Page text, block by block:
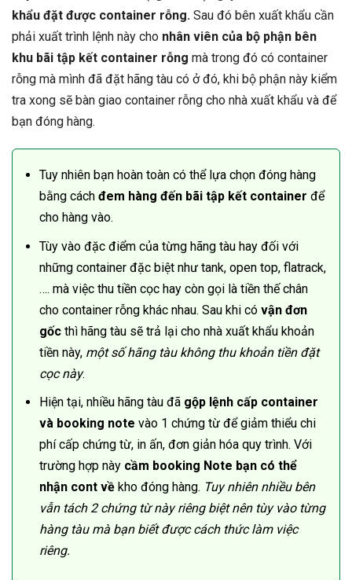
khẩu đặt được container rỗng. Sau đó bên xuất khẩu cần
phải xuất trình lệnh này cho nhân viên của bộ phận bên
khu bãi tập kết container rỗng mà trong đó có container
rỗng mà mình đã đặt hãng tàu có ở đó, khi bộ phận này kiểm
tra xong sẽ bàn giao container rỗng cho nhà xuất khẩu và để
bạn đóng hàng.
Tuy nhiên bạn hoàn toàn có thể lựa chọn đóng hàng
bằng cáchđem hàng đến bãi tập kết container để
cho hàng vào.
Tùy vào đặc điểm của từng hãng tàu hay đối với
những container đặc biệt như tank, open top, flatrack,
…. mà việc thu tiền cọc hay còn gọi là tiền thế chân
cho container rỗng khác nhau. Sau khi có vận đơn
gốcthì hãng tàu sẽ trả lại cho nhà xuất khẩu khoản
tiền này, một số hãng tàu không thu khoản tiền đặt
cọc này.
Hiện tại, nhiều hãng tàu đã gộp lệnh cấp container
và booking note vào 1 chứng từ để giảm thiểu chi
phí cấp chứng từ, in ấn, đơn giản hóa quy trình. Với
trường hợp này cầm booking Note bạn có thể
nhận cont vềkho đóng hàng. Tuy nhiên nhiều bên
vẫn tách 2 chứng từ này riêng biệt nên tùy vào từng
hàng tàu mà bạn biết được cách thức làm việc
riêng.